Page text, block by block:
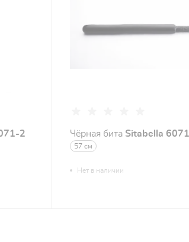
2 Чёрная бита Sitabella
57 см
Нет в наличии